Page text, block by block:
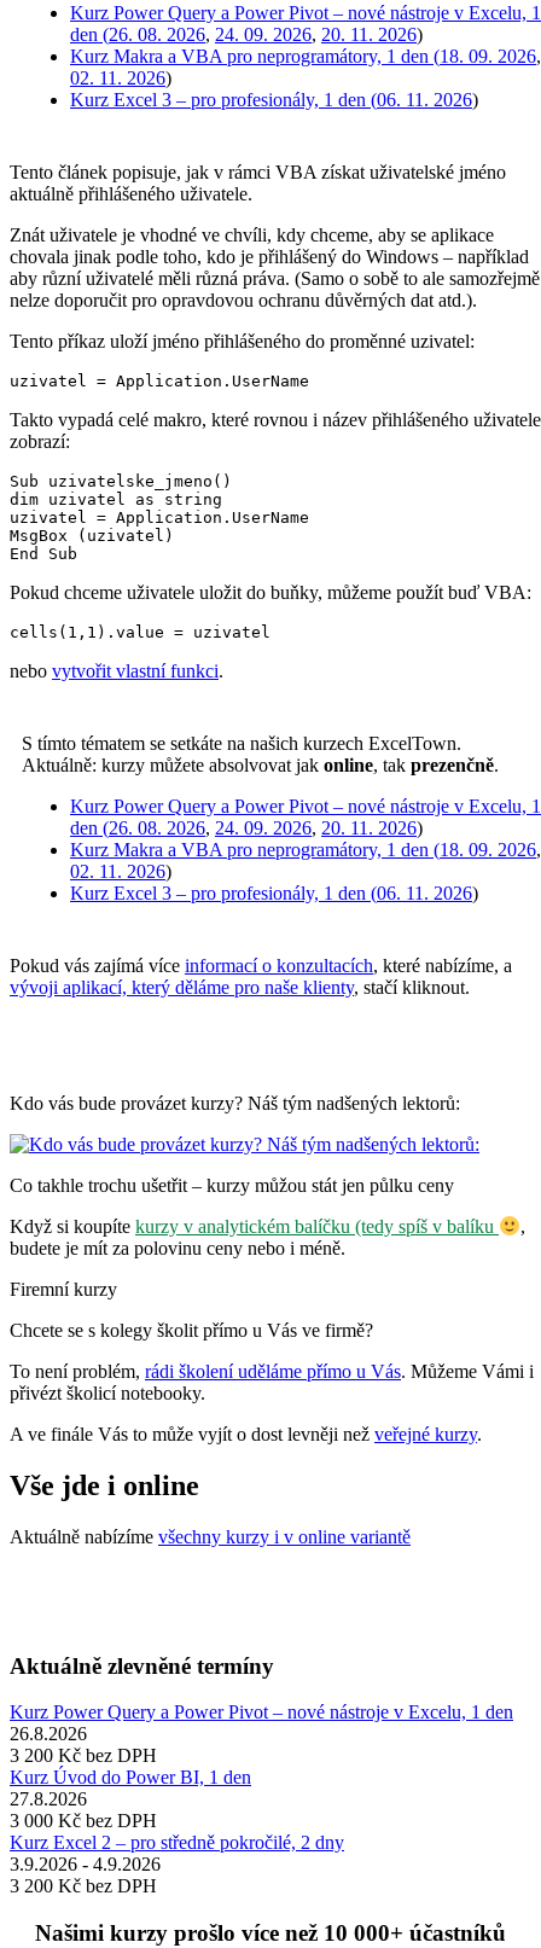
Kurz Power Query a Power Pivot – nové nástroje v Excelu, 1
den (26. 08. 2026, 24. 09. 2026, 20. 11. 2026)
Kurz Makra a VBA pro neprogramátory, 1 den (18. 09. 2026,
02. 11. 2026)
Kurz Excel 3 – pro profesionály, 1 den (06. 11. 2026)
Tento článek popisuje, jak v rámci VBA získat uživatelské jméno
aktuálně přihlášeného uživatele.
Znát uživatele je vhodné ve chvíli, kdy chceme, aby se aplikace
chovala jinak podle toho, kdo je přihlášený do Windows – například
aby různí uživatelé měli různá práva. (Samo o sobě to ale samozřejmě
nelze doporučit pro opravdovou ochranu důvěrných dat atd.).
Tento příkaz uloží jméno přihlášeného do proměnné uzivatel:
uzivatel = Application.UserName
Takto vypadá celé makro, které rovnou i název přihlášeného uživatele
zobrazí:
Sub uzivatelske_jmeno()
dim uzivatel as string
uzivatel = Application.UserName
MsgBox (uzivatel)
End Sub
Pokud chceme uživatele uložit do buňky, můžeme použít buď VBA:
cells(1,1).value = uzivatel
nebo vytvořit vlastní funkci.
S tímto tématem se setkáte na našich kurzech ExcelTown.
Aktuálně: kurzy můžete absolvovat jak online, tak prezenčně.
Kurz Power Query a Power Pivot – nové nástroje v Excelu, 1
den (26. 08. 2026, 24. 09. 2026, 20. 11. 2026)
Kurz Makra a VBA pro neprogramátory, 1 den (18. 09. 2026,
02. 11. 2026)
Kurz Excel 3 – pro profesionály, 1 den (06. 11. 2026)
Pokud vás zajímá více informací o konzultacích, které nabízíme, a
vývoji aplikací, který děláme pro naše klienty, stačí kliknout.
Kdo vás bude provázet kurzy? Náš tým nadšených lektorů:
Co takhle trochu ušetřit – kurzy můžou stát jen půlku ceny
Když si koupíte kurzy v analytickém balíčku (tedy spíš v balíku
,
budete je mít za polovinu ceny nebo i méně.
Firemní kurzy
Chcete se s kolegy školit přímo u Vás ve firmě?
To není problém, rádi školení uděláme přímo u Vás. Můžeme Vámi i
přivézt školicí notebooky.
A ve finále Vás to může vyjít o dost levněji než veřejné kurzy.
Vše jde i online
Aktuálně nabízíme všechny kurzy i v online variantě
Aktuálně zlevněné termíny
Kurz Power Query a Power Pivot – nové nástroje v Excelu, 1 den
26.8.2026
3 200 Kč bez DPH
Kurz Úvod do Power BI, 1 den
27.8.2026
3 000 Kč bez DPH
Kurz Excel 2 – pro středně pokročilé, 2 dny
3.9.2026 - 4.9.2026
3 200 Kč bez DPH
Našimi kurzy prošlo více než 10 000+ účastníků